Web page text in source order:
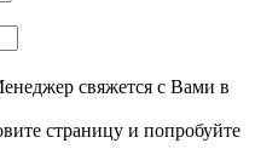
свяжется с Вами в
страницу и попробуйте